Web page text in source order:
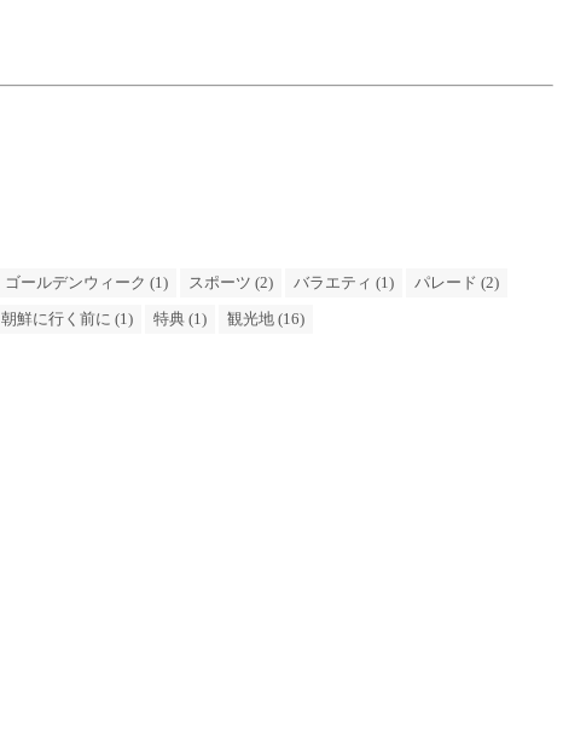
ゴールデンウィーク (1) スポーツ (2) バラエティ (1)
パレード (2)
朝鮮に行く前に (1) 特典 (1) 観光地 (16)